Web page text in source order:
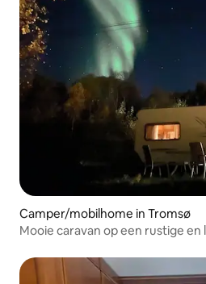
Camper/mobilhome in Tromsø
Mooie caravan op een rustige